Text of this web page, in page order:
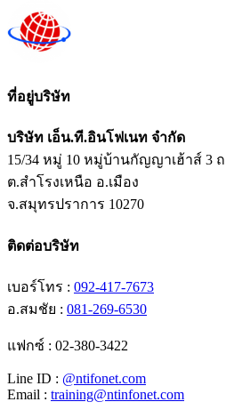
ที่อยู่บริษัท
บริษัท เอ็น.ที.อินโฟเนท จำกัด
15/34 หมู่ 10 หมู่บ้านกัญญาเฮ้าส์ 3
ต.สำโรงเหนือ อ.เมือง
จ.สมุทรปราการ 10270
ติดต่อบริษัท
เบอร์โทร : 092-417-7673
อ.สมชัย : 081-269-6530
แฟกซ์ : 02-380-3422
Line ID : @ntifonet.com
Email : training@ntinfonet.com